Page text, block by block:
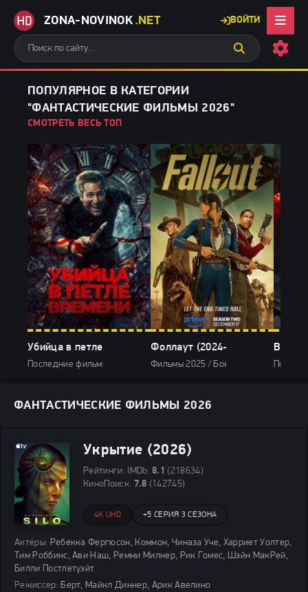
ZONA-NOVINOK .NET ВОЙТИ
ПОПУЛЯРНОЕ В КАТЕГОРИИ
"ФАНТАСТИЧЕСКИЕ ФИЛЬМЫ 2026"
СМОТРЕТЬ ВЕСЬ ТОП
Убийца в петле времени (2026)
Последние фильмы / Фильмы онлайн / Фильмы 2026 / Триллеры
Фоллаут (2024-2026)
Фильмы 2025 / Боевики 2025 /
ФАНТАСТИЧЕСКИЕ ФИЛЬМЫ 2026
Укрытие (2026)
Рейтинги: IMDb:8.1 (218634)
КиноПоиск: 7.8 (142745)
4K UHD +5 СЕРИЯ 3 СЕЗОНА
Актёры: Ребекка Фергюсон, Коммон, Чиназа Уче, Харриет Уолтер,
Тим Роббинс, Ави Наш, Ремми Милнер, Рик Гомес, Шэйн МакРей,
Билли Постлетуэйт
Режиссер: Берт, Майкл Диннер, Арик Авелино